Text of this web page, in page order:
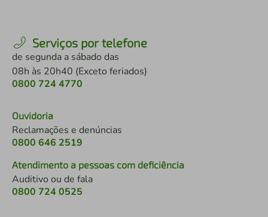
Serviços por telefone
de segunda a sábado das
08h às 20h40 (Exceto feriados)
0800 724 4770
Ouvidoria
Reclamações e denúncias
0800 646 2519
Atendimento a pessoas com deficiência
Auditivo ou de fala
0800 724 0525